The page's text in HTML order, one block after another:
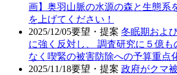
画】奥羽山脈の水源の森と生態系
を上げてください！
2025/12/05要望・提案 冬眠期およ
に強く反対し、 調査研究に５億も
なく喫緊の被害防除への予算重点
2025/11/18要望・提案 政府がクマ